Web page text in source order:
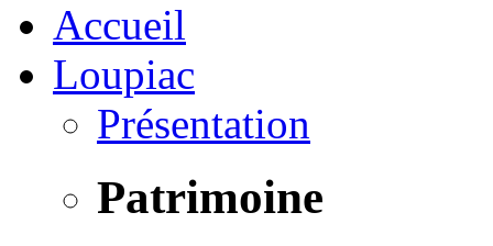
Accueil
Loupiac
Présentation
Patrimoine